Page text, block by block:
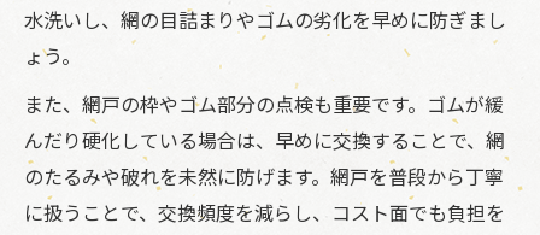
水洗いし、網の目詰まりやゴムの劣化を早めに防ぎまし
ょう。
また、網戸の枠やゴム部分の点検も重要です。ゴムが緩
んだり硬化している場合は、早めに交換することで、網
のたるみや破れを未然に防げます。網戸を普段から丁寧
に扱うことで、交換頻度を減らし、コスト面でも負担を